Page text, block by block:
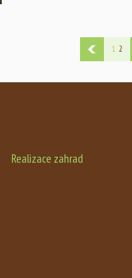
1 2
Realizace zahrad